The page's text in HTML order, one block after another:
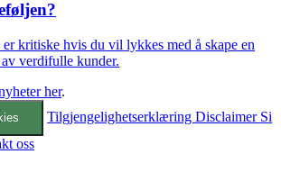
er kritiske hvis du vil lykkes med å skape en
verdifulle kunder.
her.
TilgjengelighetserklæringDisclaimer Si
oss